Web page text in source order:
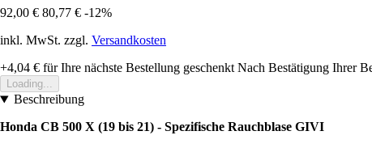
92,00 € 80,77 € -12%
inkl. MwSt. zzgl. Versandkosten
+4,04 € für Ihre nächste Bestellung geschenkt Nach Bestätigung Ihrer
Loading...
Beschreibung
Honda CB 500 X (19 bis 21) - Spezifische Rauchblase GIVI